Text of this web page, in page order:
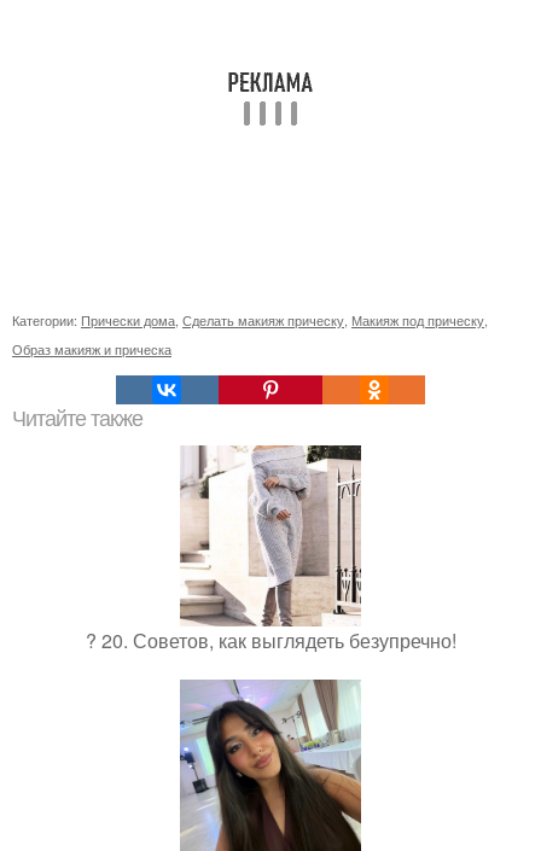
Категории: Прически дома Сделать макияж прическу Макияж под прическу
Образ макияж и прическа
Читайте также
? 20. Советов, как выглядеть безупречно!